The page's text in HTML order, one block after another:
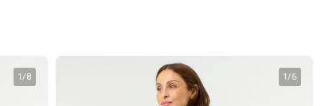
1/8 1/6